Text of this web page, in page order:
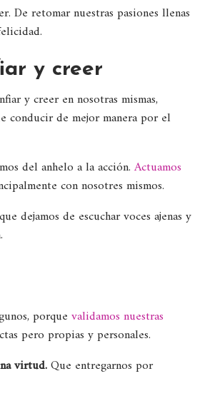
De retomar nuestras pasiones llenas
y creer
y creer en nosotras mismas,
conducir de mejor manera por el
del anhelo a la acción. Actuamos
con nosotres mismos.
dejamos de escuchar voces ajenas y
porque validamos nuestras
pero propias y personales.
virtud.Que entregarnos por